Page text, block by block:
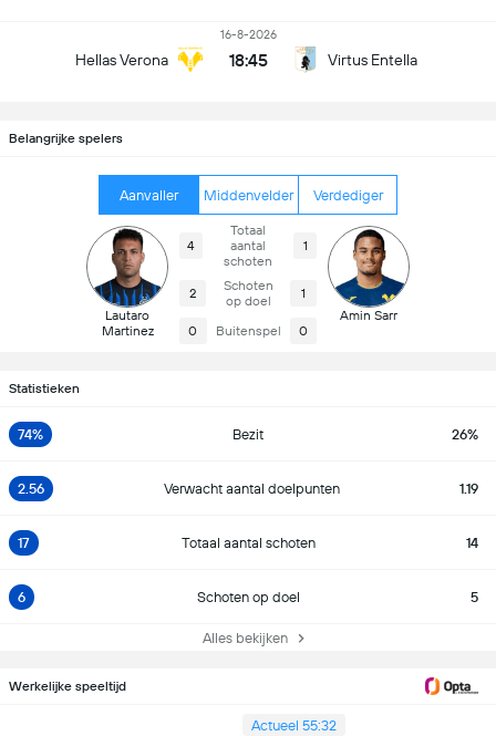
Hellas Verona
16-8-2026
18:45 Virtus Entella
Belangrijke spelers
Aanvaller Middenvelder Verdediger
Lautaro
Martinez
4
Totaal
aantal
schoten
1
2
Schoten
op doel
1
0 Buitenspel 0
Amin Sarr
Statistieken
74% Bezit 26%
2.56 Verwacht aantal doelpunten 1.19
17 Totaal aantal schoten 14
6 Schoten op doel 5
Alles bekijken
Werkelijke speeltijd
Actueel 55:32